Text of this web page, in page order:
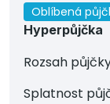
Oblíbená
Hyperpůjčka
Rozsah
Splatnost